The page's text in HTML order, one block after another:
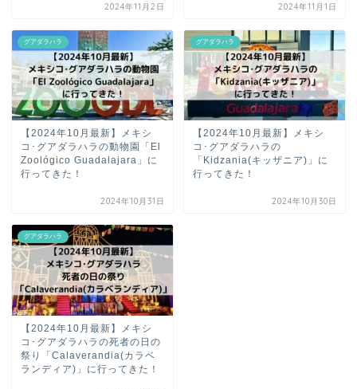
2024年11月2日 2024年11月1日
グアダラハラ
【2024年10月最新】メキシ
コ･グアダラハラの動物園「El
Zoológico Guadalajara」に
行ってきた！
2024年10月31日
グアダラハラ
【2024年10月最新】メキシ
コ･グアダラハラの
「Kidzania(キッザニア)」に
行ってきた！
2024年10月30日
グアダラハラ
【2024年10月最新】メキシ
コ･グアダラハラの死者の日の
祭り「Calaverandia(カラベ
ランディア)」に行ってきた！